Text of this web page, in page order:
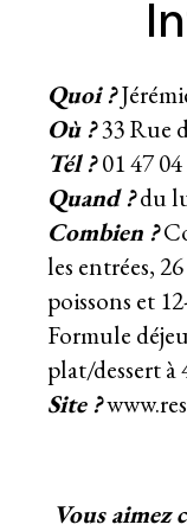
Quoi ?
Où ?33 Rue
Tél ?01 47
Quand ?du
Combien ?
les entrées,
poissons et
Formule
plat/dessert à
Site ?
Vous